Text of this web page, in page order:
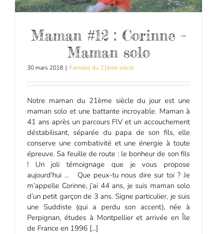
Maman #12 : Corinne –
Maman solo
30 mars 2018 | Familles du 21ème siècle
Notre maman du 21ème siècle du jour est une
maman solo et une battante incroyable. Maman à
41 ans après un parcours FIV et un accouchement
déstabilisant, séparée du papa de son fils, elle
conserve une combativité et une énergie à toute
épreuve. Sa feuille de route : le bonheur de son fils
! Un joli témoignage que je vous propose
aujourd'hui ... Que peux-tu nous dire sur toi ? Je
m’appelle Corinne, j’ai 44 ans, je suis maman solo
d’un petit garçon de 3 ans. Signe particulier, je suis
une Suddiste (qui a perdu son accent), née à
Perpignan, études à Montpellier et arrivée en Île
de France en 1996 [...]